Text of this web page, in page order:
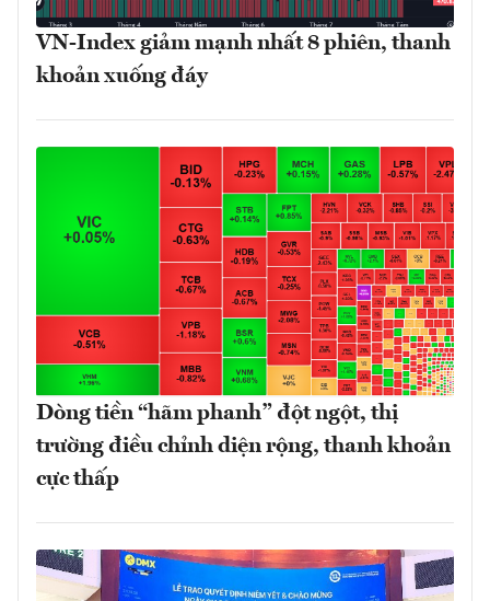
VN-Index giảm mạnh nhất 8 phiên, thanh
khoản xuống đáy
Dòng tiền “hãm phanh” đột ngột, thị
trường điều chỉnh diện rộng, thanh khoản
cực thấp